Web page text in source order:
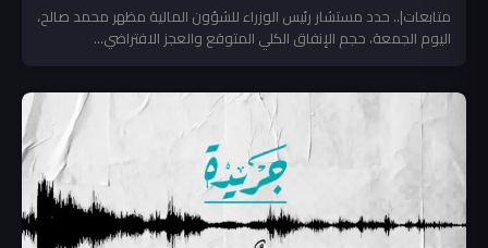
متابعات|.. حدد مستشار رئيس الوزراء للشؤون المالية مظهر محمد صالح،
اليوم الجمعة، حجم الإنفاق الكلي المتوقع والعجز الافتراضي...